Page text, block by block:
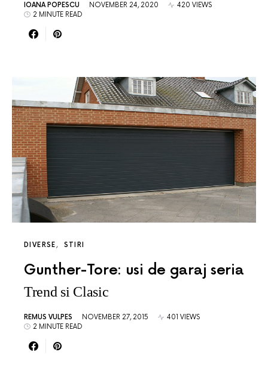
IOANA POPESCU NOVEMBER 24, 2020
420 VIEWS
2 MINUTE READ
DIVERSE STIRI
Gunther-Tore: usi de garaj seria
Trend si Clasic
REMUS VULPES NOVEMBER 27, 2015
401 VIEWS
2 MINUTE READ